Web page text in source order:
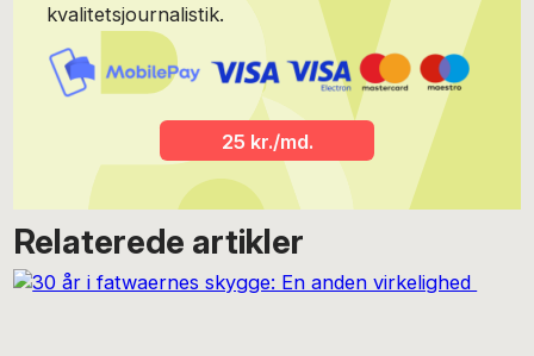
kvalitetsjournalistik.
25 kr./md.
Relaterede artikler